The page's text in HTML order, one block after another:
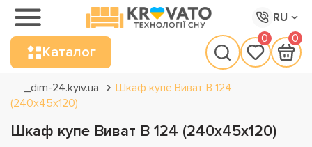
RU
Каталог
0 0
_dim-24.kyiv.ua
Шкаф купе Виват В 124
(240х45х120)
Шкаф купе Виват В 124 (240х45х120)